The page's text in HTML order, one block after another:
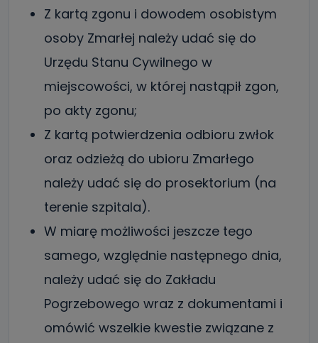
Z kartą zgonu i dowodem osobistym
osoby Zmarłej należy udać się do
Urzędu Stanu Cywilnego w
miejscowości, w której nastąpił zgon,
po akty zgonu;
Z kartą potwierdzenia odbioru zwłok
oraz odzieżą do ubioru Zmarłego
należy udać się do prosektorium (na
terenie szpitala).
W miarę możliwości jeszcze tego
samego, względnie następnego dnia,
należy udać się do Zakładu
Pogrzebowego wraz z dokumentami i
omówić wszelkie kwestie związane z